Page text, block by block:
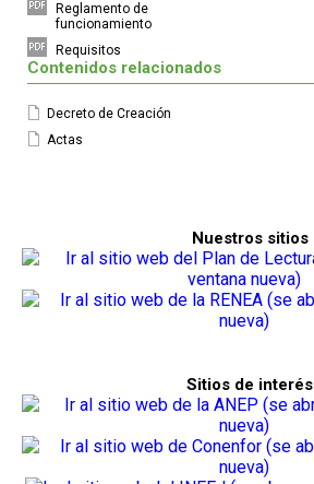
Reglamento de
funcionamiento
Requisitos
Contenidos relacionados
Decreto de Creación
Actas
Nuestros sitios
Sitios de interés